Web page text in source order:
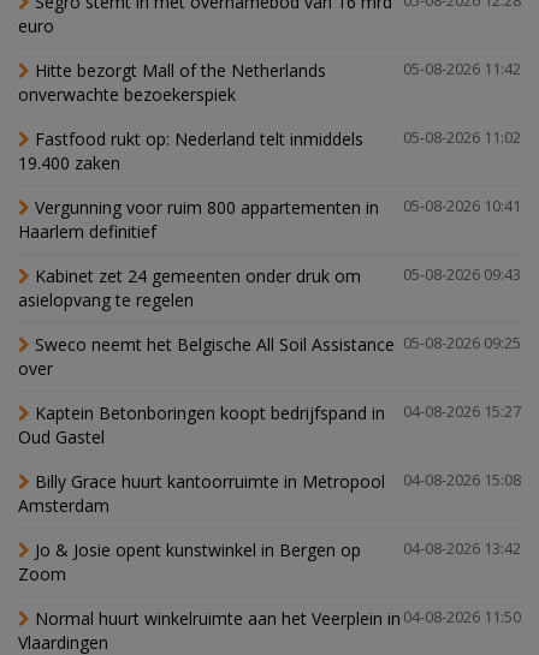
euro
05-08-2026 11:42
Hitte bezorgt Mall of the Netherlands
onverwachte bezoekerspiek
05-08-2026 11:02
Fastfood rukt op: Nederland telt inmiddels
19.400 zaken
05-08-2026 10:41
Vergunning voor ruim 800 appartementen in
Haarlem definitief
05-08-2026 09:43
Kabinet zet 24 gemeenten onder druk om
asielopvang te regelen
05-08-2026 09:25
Sweco neemt het Belgische All Soil Assistance
over
04-08-2026 15:27
Kaptein Betonboringen koopt bedrijfspand in
Oud Gastel
04-08-2026 15:08
Billy Grace huurt kantoorruimte in Metropool
Amsterdam
04-08-2026 13:42
Jo & Josie opent kunstwinkel in Bergen op
Zoom
04-08-2026 11:50
Normal huurt winkelruimte aan het Veerplein in
Vlaardingen